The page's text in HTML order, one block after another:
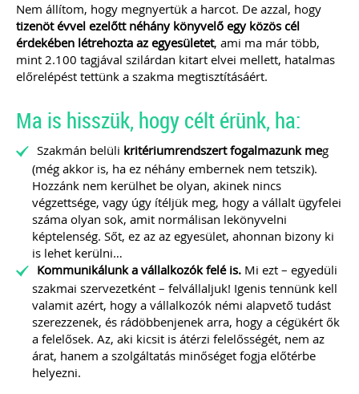
technikai feltételei
Webáruházak sikerének a kulcsa
E-kereskedelem szabályozása 2021.
JÚLIUS 1-JÉTŐL
Import „Zöld Csatorna”
Import OSS (IOSS)
TAGJAINK INGYENESEN LETÖLTHETIK -
A letöltések menüpont alatt!
Ár: 7900 Ft
Tagoknak: Ingyenesen
letölthető
MEGRENDELEM
Még több szakmai kiadvány »
Szakmai sarok
Nem állítom, hogy megnyertük a harcot. De azzal, hogy
tizenöt évvel ezelőtt néhány könyvelő egy közös cél
érdekében létrehozta az egyesületet, ami ma már több,
mint 2.100 tagjával szilárdan kitart elvei mellett, hatalmas
előrelépést tettünk a szakma megtisztításáért.
Ma is hisszük, hogy célt érünk, ha:
Szakmán belüli kritériumrendszert fogalmazunk meg
(még akkor is, ha ez néhány embernek nem tetszik).
Hozzánk nem kerülhet be olyan, akinek nincs
végzettsége, vagy úgy ítéljük meg, hogy a vállalt ügyfelei
száma olyan sok, amit normálisan lekönyvelni
képtelenség. Sőt, ez az az egyesület, ahonnan bizony ki
is lehet kerülni…
Kommunikálunk a vállalkozók felé is. Mi ezt – egyedüli
szakmai szervezetként – felvállaljuk! Igenis tennünk kell
valamit azért, hogy a vállalkozók némi alapvető tudást
szerezzenek, és rádöbbenjenek arra, hogy a cégükért ők
a felelősek. Az, aki kicsit is átérzi felelősségét, nem az
árat, hanem a szolgáltatás minőséget fogja előtérbe
helyezni.